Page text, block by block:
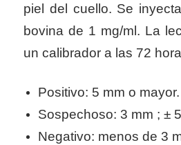
piel del cuello. Se
bovina de 1 mg/ml. La
un calibrador a las 72
Positivo: 5 mm o mayor.
Sospechoso: 3 mm ; ±
Negativo: menos de 3